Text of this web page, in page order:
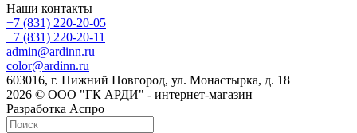
Наши контакты
+7 (831) 220-20-05
+7 (831) 220-20-11
admin@ardinn.ru
color@ardinn.ru
603016, г. Нижний Новгород, ул. Монастырка, д. 18
2026 © ООО "ГК АРДИ" - интернет-магазин
Разработка Аспро